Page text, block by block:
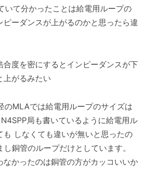
いて分かったことは給電用ループの
ピーダンスが上がるのかと思ったら違
合度を密にするとインピーダンスが下
上がるみたい
のMLAでは給電用ループのサイズは
局も書いているように給電用ル
も しなくても違いが無いと思ったの
銅管のループだけとしています。
なかったのは銅管の方がカッコいいか